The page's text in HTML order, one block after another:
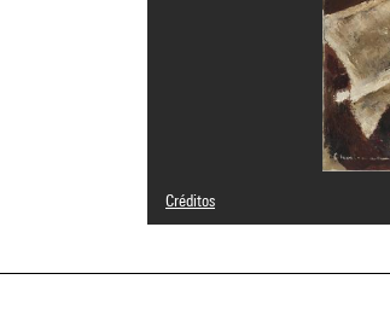
Créditos
© Adagp, Paris
Referencia de la imagen : 4N61468